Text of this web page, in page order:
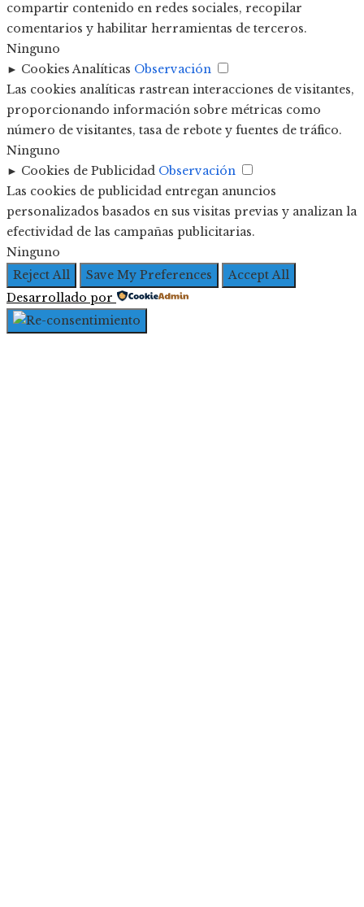
compartir contenido en redes sociales, recopilar
comentarios y habilitar herramientas de terceros.
Ninguno
► Cookies Analíticas Observación
Las cookies analíticas rastrean interacciones de visitantes,
proporcionando información sobre métricas como
número de visitantes, tasa de rebote y fuentes de tráfico.
Ninguno
► Cookies de Publicidad Observación
Las cookies de publicidad entregan anuncios
personalizados basados en sus visitas previas y analizan la
efectividad de las campañas publicitarias.
Ninguno
Reject All
Save My Preferences
Accept All
Desarrollado por